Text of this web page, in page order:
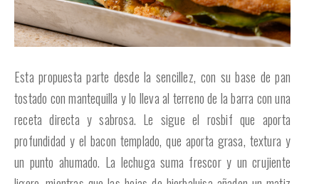
Esta propuesta parte desde la sencillez, con su base de pan
tostado con mantequilla y lo lleva al terreno de la barra con una
receta directa y sabrosa. Le sigue el rosbif que aporta
profundidad y el bacon templado, que aporta grasa, textura y
un punto ahumado. La lechuga suma frescor y un crujiente